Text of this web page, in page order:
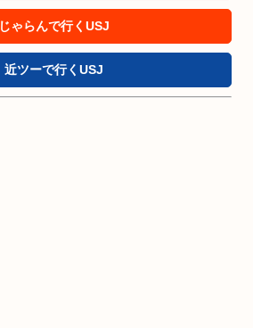
じゃらんで行くUSJ
近ツーで行くUSJ